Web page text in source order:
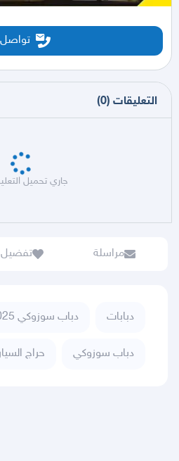
تواصل
التعليقات (
0
)
جاري تحميل
مراسلة تفضيل
دبابات دباب سوزوكي 2025
دباب سوزوكي حراج